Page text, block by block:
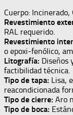
Cuerpo:
Revestimiento
RAL requerido.
Revestimiento
o epoxi-fenólico,
Litografía: Diseños
factibilidad técnica.
Tipo de tapa: Lisa,
reacondicionada
Tipo de cierre: Aro
Tipo de boca: